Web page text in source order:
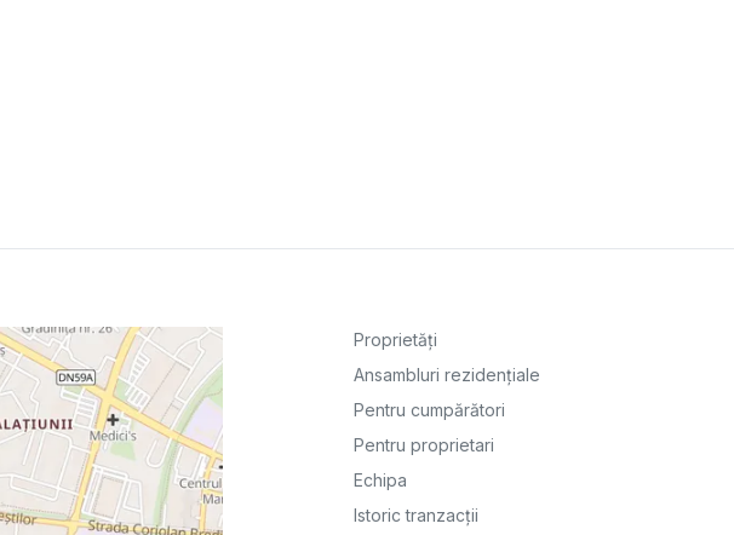
Proprietăți
Ansambluri rezidențiale
Pentru cumpărători
Pentru proprietari
Echipa
Istoric tranzacții